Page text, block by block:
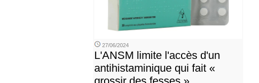
27/06/2024
L'ANSM limite l'accès d'un
antihistaminique qui fait «